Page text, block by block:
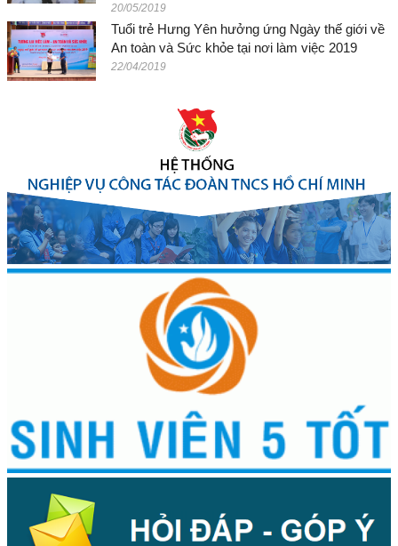
20/05/2019
Tuổi trẻ Hưng Yên hưởng ứng Ngày thế giới về
An toàn và Sức khỏe tại nơi làm việc 2019
22/04/2019